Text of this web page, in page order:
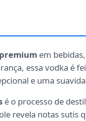
premium em
essa vodka é
e uma
é o processo de
revela notas sutis